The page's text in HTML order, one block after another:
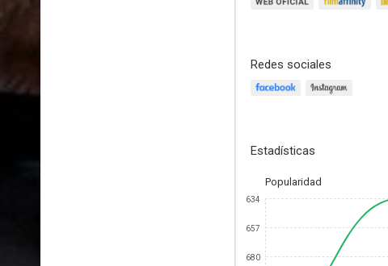
Redes sociales
Estadísticas
Popularidad
634
657
680